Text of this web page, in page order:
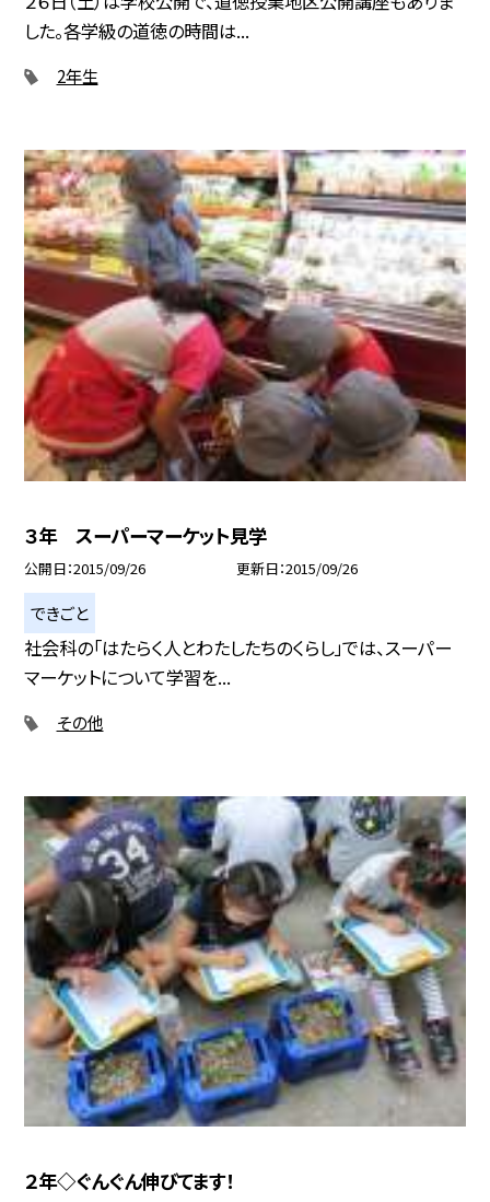
した。各学級の道徳の時間は...
2年生
３年 スーパーマーケット見学
公開日 2015/09/26 更新日 2015/09/26
できごと
社会科の「はたらく人とわたしたちのくらし」では、スーパー
マーケットについて学習を...
その他
２年◇ぐんぐん伸びてます！